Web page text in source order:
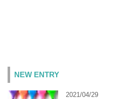
NEW ENTRY
2021/04/29